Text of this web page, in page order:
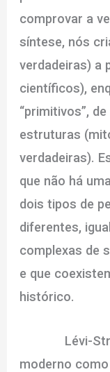
comprovar a
síntese, nós
verdadeiras) a
científicos),
“primitivos”,
estruturas
verdadeiras).
que não há
dois tipos de
diferentes,
complexas de
e que
histórico.
Lévi-
moderno como